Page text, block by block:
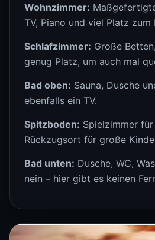
Wohnzimmer:
TV, Piano und viel Platz zum
Schlafzimmer: Große
genug Platz, um auch mal
Bad oben: Sauna, Dusche
ebenfalls ein TV.
Spitzboden: Spielzimmer
Rückzugsort für große
Bad unten: Dusche, WC,
nein – hier gibt es keinen